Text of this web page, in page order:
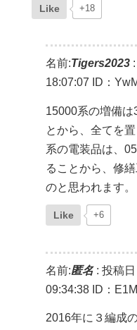
Like +18
名前:Tigers2023 :
18:07:07
ID：
15000系の増備は
とから、全てを
系の電装品は、
ることから、修
のと思われます。
Like +6
名前:匿名: 投稿
09:34:38 ID：
2016年に３編成